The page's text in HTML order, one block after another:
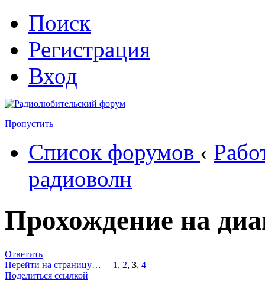
Поиск
Регистрация
Вход
Пропустить
Список форумов ‹
радиоволн
Прохождение на
Ответить
Перейти на страницу…
1 , 2, 3, 4
Поделиться ссылкой